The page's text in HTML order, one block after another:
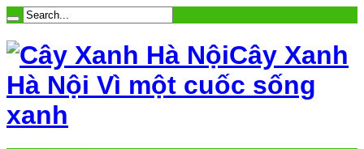
Cây Xanh
Hà Nội Vì một cuốc sống
xanh